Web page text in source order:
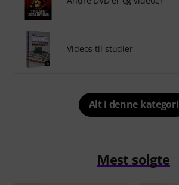
Videos til studier
Alt i denne kategori
Mest solgte